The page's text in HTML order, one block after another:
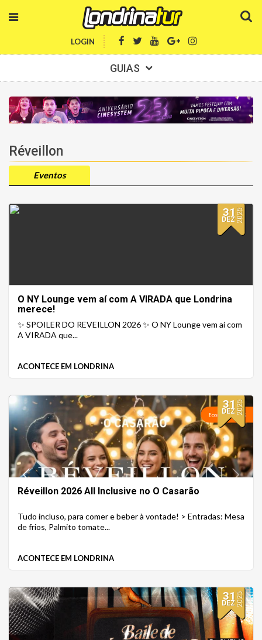
LOGIN
GUIAS
Réveillon
Eventos
31
DEZ 2025
O NY Lounge vem aí com A VIRADA que Londrina
merece!
✨ SPOILER DO REVEILLON 2026 ✨ O NY Lounge vem aí com
A VIRADA que...
ACONTECE EM LONDRINA
31
DEZ 2025
Réveillon 2026 All Inclusive no O Casarão
Tudo incluso, para comer e beber à vontade! > Entradas: Mesa
de frios, Palmito tomate...
ACONTECE EM LONDRINA
31
DEZ 2025